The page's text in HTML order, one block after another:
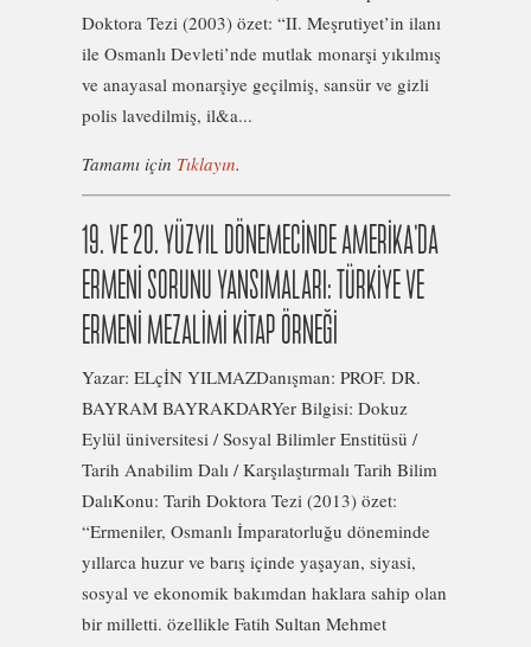
Doktora Tezi (2003) özet: “II. Meşrutiyet’in ilanı
ile Osmanlı Devleti’nde mutlak monarşi yıkılmış
ve anayasal monarşiye geçilmiş, sansür ve gizli
polis lavedilmiş, il&a...
Tamamı için Tıklayın.
19. VE 20. YÜZYIL DÖNEMECİNDE AMERİKA’DA
ERMENİ SORUNU YANSIMALARI: TÜRKİYE VE
ERMENİ MEZALİMİ KİTAP ÖRNEĞİ
Yazar: ELçİN YILMAZDanışman: PROF. DR.
BAYRAM BAYRAKDARYer Bilgisi: Dokuz
Eylül üniversitesi / Sosyal Bilimler Enstitüsü /
Tarih Anabilim Dalı / Karşılaştırmalı Tarih Bilim
DalıKonu: Tarih Doktora Tezi (2013) özet:
“Ermeniler, Osmanlı İmparatorluğu döneminde
yıllarca huzur ve barış içinde yaşayan, siyasi,
sosyal ve ekonomik bakımdan haklara sahip olan
bir milletti. özellikle Fatih Sultan Mehmet